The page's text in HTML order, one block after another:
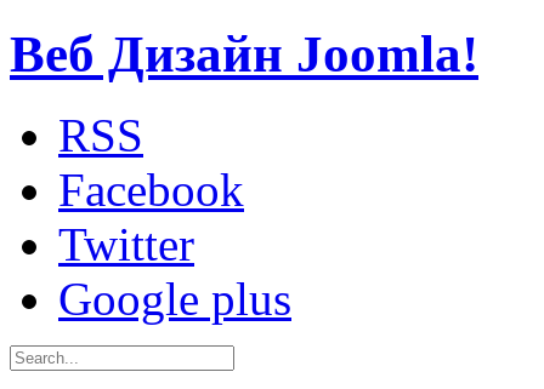
Веб Дизайн Joomla!
RSS
Facebook
Twitter
Google plus